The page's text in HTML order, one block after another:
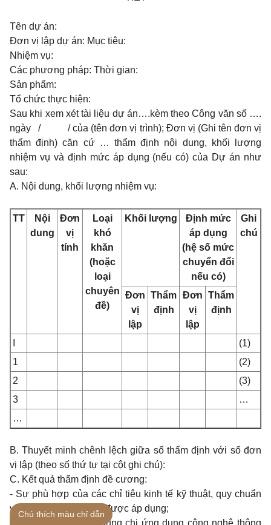
Tên dự án:
Đơn vị lập dự án: Mục tiêu:
Nhiệm vụ:
Các phương pháp: Thời gian:
Sản phẩm:
Tổ chức thực hiện:
Sau khi xem xét tài liệu dự án….kèm theo Công văn số ….
ngày / / của (tên đơn vị trình); Đơn vị (Ghi tên đơn vị
thẩm định) căn cứ … thẩm định nội dung, khối lượng
nhiệm vụ và định mức áp dụng (nếu có) của Dự án như
sau:
A. Nội dung, khối lượng nhiệm vụ:
TT
Nội
dung
Đơn
vị
tính
Loại
khó
khăn
(hoặc
loại
chuyên
đề)
Khối lượng
Định mức
áp dụng
(hệ số mức
chuyển đổi
nếu có)
Ghi
chú
Đơn
vị
lập
Thẩm
định
Đơn
vị
lập
Thẩm
định
(1)
1
(2)
2
(3)
3
…
…
B. Thuyết minh chênh lệch giữa số thẩm định với số đơn
vị lập (theo số thứ tự tại cột ghi chú):
C. Kết quả thẩm định đề cương:
- Sự phù hợp của các chỉ tiêu kinh tế kỹ thuật, quy chuẩn
và tiêu chuẩn kỹ thuật được áp dụng;
- Sự hợp lý của nội dung chi ứng dụng công nghệ thông
Chú thích màu chỉ dẫn